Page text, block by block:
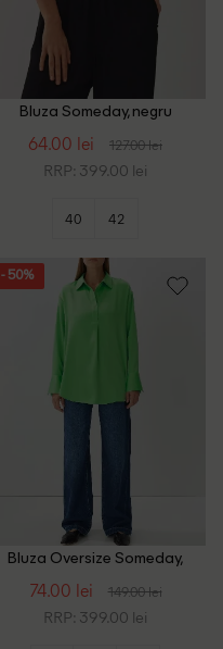
Bluza Someday, negru
64.00 lei 127.00 lei
RRP: 399.00 lei
40 42
- 50%
Bluza Oversize Someday,
74.00 lei 149.00 lei
RRP: 399.00 lei